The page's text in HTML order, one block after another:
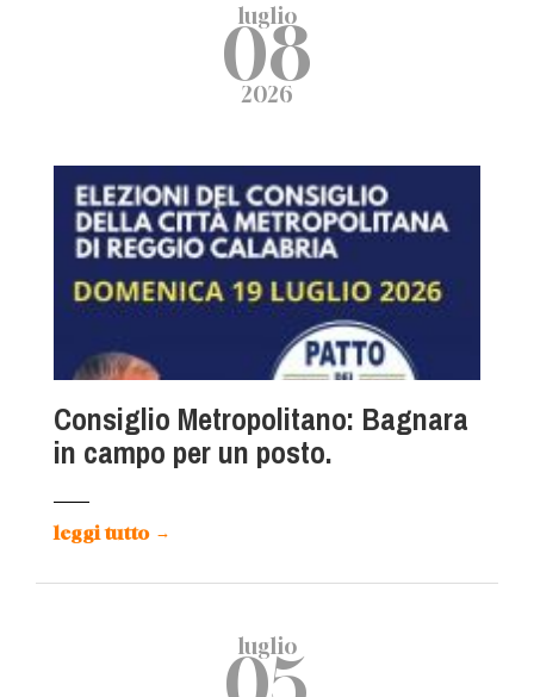
luglio
08
2026
Consiglio Metropolitano: Bagnara
in campo per un posto.
leggi tutto →
luglio